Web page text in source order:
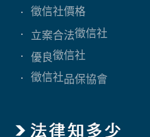
徵信社價格
立案合法徵信社
優良徵信社
徵信社品保協會